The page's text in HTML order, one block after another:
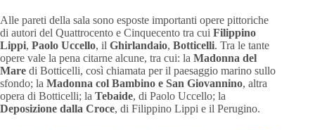
Alle pareti della sala sono esposte importanti opere pittoriche
di autori del Quattrocento e Cinquecento tra cui Filippino
Lippi, Paolo Uccello, il Ghirlandaio, Botticelli. Tra le tante
opere vale la pena citarne alcune, tra cui: la Madonna del
Mare di Botticelli, così chiamata per il paesaggio marino sullo
sfondo; la Madonna col Bambino e San Giovannino, altra
opera di Botticelli; la Tebaide, di Paolo Uccello; la
Deposizione dalla Croce, di Filippino Lippi e il Perugino.